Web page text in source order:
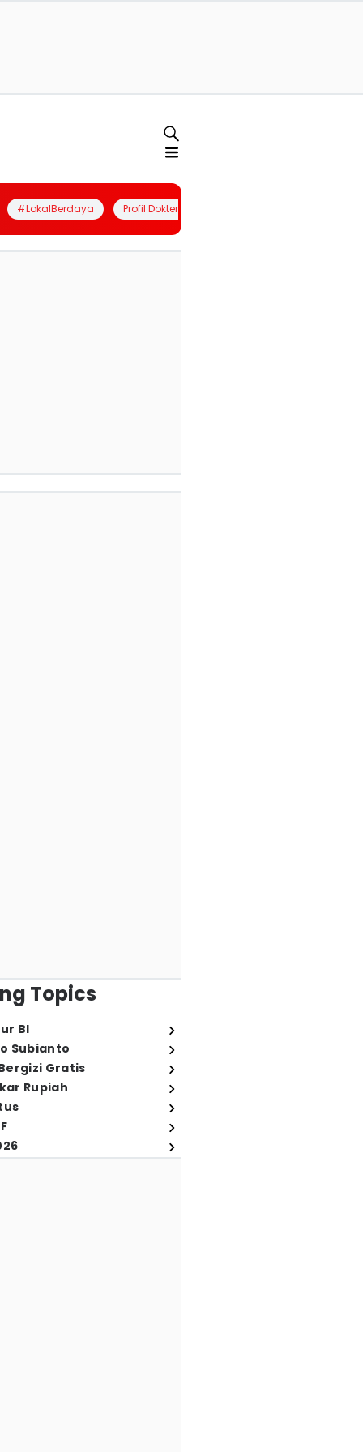
#LokalBerdaya Profil Dokter
Topics
BI
Subianto
Gratis
Rupiah